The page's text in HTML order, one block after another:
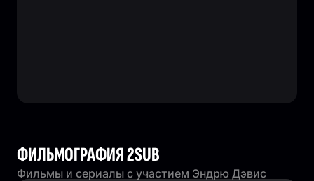
ФИЛЬМОГРАФИЯ 2SUB
Фильмы и сериалы с участием Эндрю Дэвис